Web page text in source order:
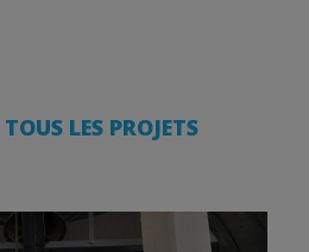
LES PROJETS